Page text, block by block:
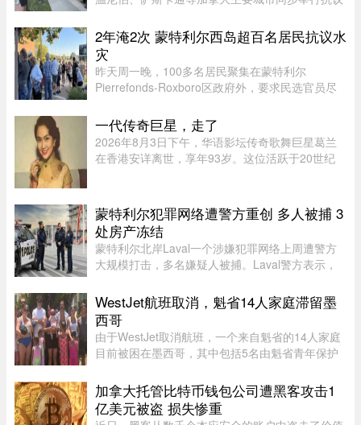
要求联邦政府正视当前加拿大移民系统中一场持续
恶化的危机——安全背景调查 ...
2年淹2次 蒙特利尔西岛超百名居民抗议水
灾
昨天周一晚，100多名居民聚集在蒙特利尔
Pierrefonds-Roxboro区政府外，要求民选官员尽
水侵袭以来，该区举行的首次市政委员会会议。居
民表示，自己已经花费数万甚至数十 ...
一代传奇巨星，走了
2026年8月3日下午，华语影坛传奇歌舞巨星葛兰
在香港安详离世，享年93岁。这位活跃于20世纪
片。她的离去，带走了一个流 ...
蒙特利尔犯罪网络遭警方重创 多人被捕 3
处房产冻结
蒙特利尔北岸Laval一个涉嫌犯罪网络上周遭警方
大规模打击，多名嫌疑人被捕。Laval警方表示，
万元，直接切断了其资金来源，充分展现警方瓦解
犯罪网络的能力。警方介绍， ...
WestJet航班取消，魁省14人家庭滞留墨
西哥
由于WestJet取消航班，一个来自魁省的14人家庭
目前被困在墨西哥，其中包括5名由魁省青年保护
Josée Pelletier表示，一家人原定周一返程，却在
起飞前数小时收到航班取消 ...
加拿大托管比特币钱包公司遭黑客攻击1
亿美元被盗 损失惨重